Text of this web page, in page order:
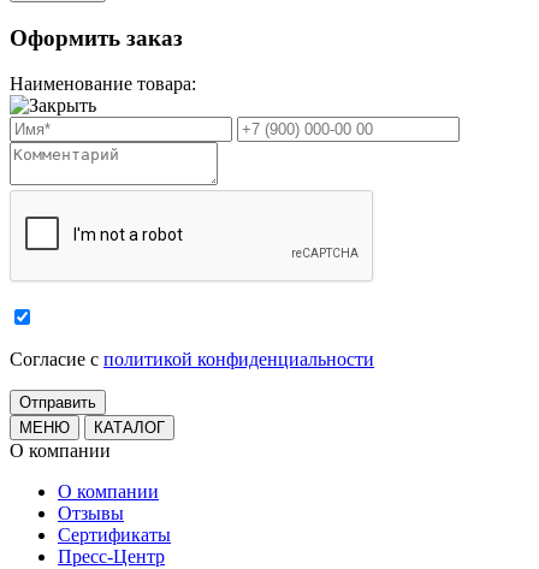
Оформить заказ
Наименование товара:
Cогласие с политикой конфиденциальности
МЕНЮ КАТАЛОГ
О компании
О компании
Отзывы
Сертификаты
Пресс-Центр